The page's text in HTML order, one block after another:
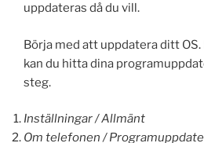
uppdateras då du vill.
Börja med att uppdatera ditt
kan du hitta dina
steg.
Inställningar / Allmänt
Om telefonen /